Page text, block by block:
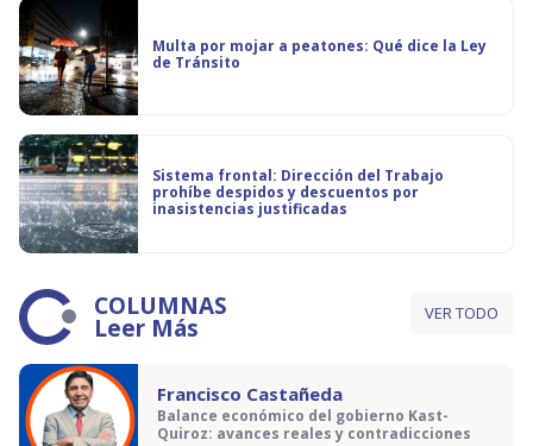
Multa por mojar a peatones: Qué dice la Ley
de Tránsito
Sistema frontal: Dirección del Trabajo
prohíbe despidos y descuentos por
inasistencias justificadas
COLUMNAS
Leer Más VER TODO
Francisco Castañeda
Balance económico del gobierno Kast-
Quiroz: avances reales y contradicciones